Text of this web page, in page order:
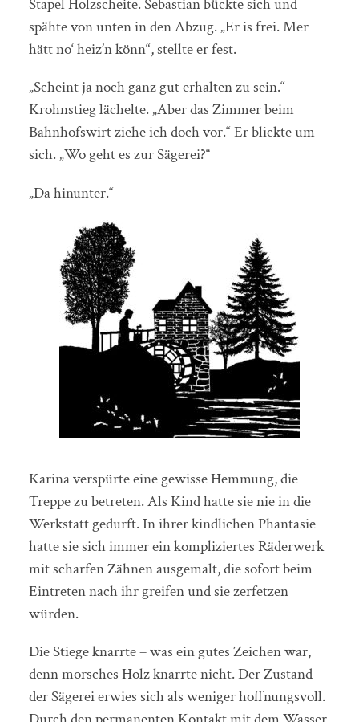
Stapel Holzscheite. Sebastian bückte sich und
spähte von unten in den Abzug. „Er is frei. Mer
hätt no‘ heiz’n könn“, stellte er fest.
„Scheint ja noch ganz gut erhalten zu sein.“
Krohnstieg lächelte. „Aber das Zimmer beim
Bahnhofswirt ziehe ich doch vor.“ Er blickte um
sich. „Wo geht es zur Sägerei?“
„Da hinunter.“
Karina verspürte eine gewisse Hemmung, die
Treppe zu betreten. Als Kind hatte sie nie in die
Werkstatt gedurft. In ihrer kindlichen Phantasie
hatte sie sich immer ein kompliziertes Räderwerk
mit scharfen Zähnen ausgemalt, die sofort beim
Eintreten nach ihr greifen und sie zerfetzen
würden.
Die Stiege knarrte – was ein gutes Zeichen war,
denn morsches Holz knarrte nicht. Der Zustand
der Sägerei erwies sich als weniger hoffnungsvoll.